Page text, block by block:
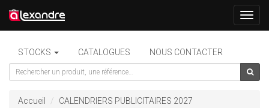
STOCKS CATALOGUES NOUS CONTACTER
Accueil
CALENDRIERS PUBLICITAIRES 2027